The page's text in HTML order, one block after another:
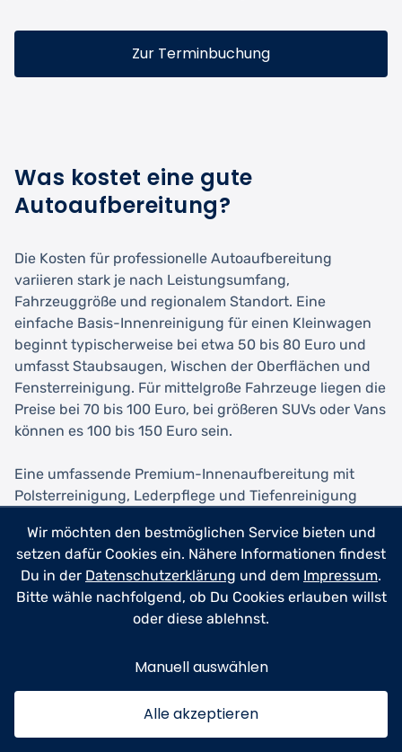
Zur Terminbuchung
Was kostet eine gute
Autoaufbereitung?
Die Kosten für professionelle Autoaufbereitung
variieren stark je nach Leistungsumfang,
Fahrzeuggröße und regionalem Standort. Eine
einfache Basis-Innenreinigung für einen Kleinwagen
beginnt typischerweise bei etwa 50 bis 80 Euro und
umfasst Staubsaugen, Wischen der Oberflächen und
Fensterreinigung. Für mittelgroße Fahrzeuge liegen die
Preise bei 70 bis 100 Euro, bei größeren SUVs oder Vans
können es 100 bis 150 Euro sein.
Eine umfassende Premium-Innenaufbereitung mit
Polsterreinigung, Lederpflege und Tiefenreinigung
200 Euro. Bei größeren Fahrzeugen steigen die Preise
auf 200 bis 300 Euro oder mehr. Wenn zusätzlich
hartnäckige Verschmutzungen, Geruchsbeseitigung
oder Tierhaare entfernt werden müssen, können
Aufschläge von 50 bis 100 Euro hinzukommen.
Die Außenaufbereitung beginnt mit einfachen
Handwäschen ab etwa 20 bis 40 Euro. Eine
professionelle Außenreinigung mit Lackpflege und
Versiegelung liegt bei 80 bis 150 Euro. Mehrstufige
Wir möchten den bestmöglichen Service bieten und
setzen dafür Cookies ein. Nähere Informationen findest
Du in der Datenschutzerklärung und dem Impressum.
Bitte wähle nachfolgend, ob Du Cookies erlauben willst
oder diese ablehnst.
Manuell auswählen
Alle akzeptieren